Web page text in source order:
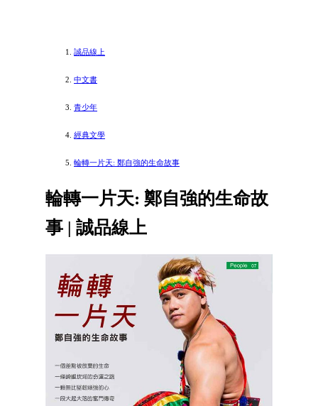
誠品線上
中文書
青少年
經典文學
輪轉一片天: 鄭自強的生命故事
輪轉一片天: 鄭自強的生命故
事 | 誠品線上